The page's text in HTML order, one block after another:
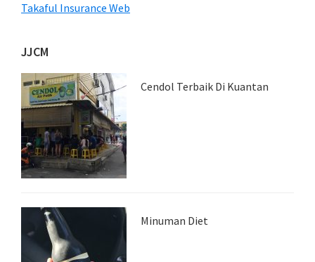
Takaful Insurance Web
JJCM
Cendol Terbaik Di Kuantan
Minuman Diet